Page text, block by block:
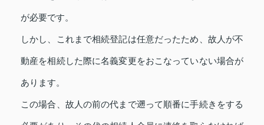
が必要です。
しかし、これまで相続登記は任意だったため、故人が不
動産を相続した際に名義変更をおこなっていない場合が
あります。
この場合、故人の前の代まで遡って順番に手続きをする